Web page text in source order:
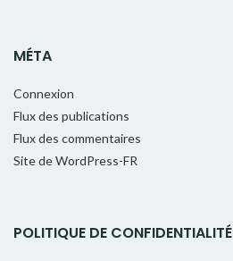
MÉTA
Connexion
Flux des publications
Flux des commentaires
Site de WordPress-FR
POLITIQUE DE CONFIDENTIALITÉ